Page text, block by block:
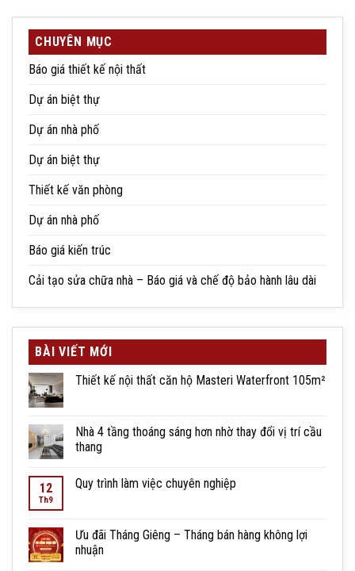
CHUYÊN MỤC
Báo giá thiết kế nội thất
Dự án biệt thự
Dự án nhà phố
Dự án biệt thự
Thiết kế văn phòng
Dự án nhà phố
Báo giá kiến trúc
Cải tạo sửa chữa nhà – Báo giá và chế độ bảo hành lâu dài
BÀI VIẾT MỚI
Thiết kế nội thất căn hộ Masteri Waterfront 105m²
Nhà 4 tầng thoáng sáng hơn nhờ thay đổi vị trí cầu
thang
12
Th9
Quy trình làm việc chuyên nghiệp
Ưu đãi Tháng Giêng – Tháng bán hàng không lợi
nhuận